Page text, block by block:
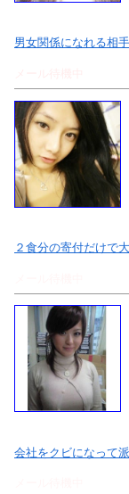
男女関係になれる相
２食分の寄付だけで
会社をクビになって